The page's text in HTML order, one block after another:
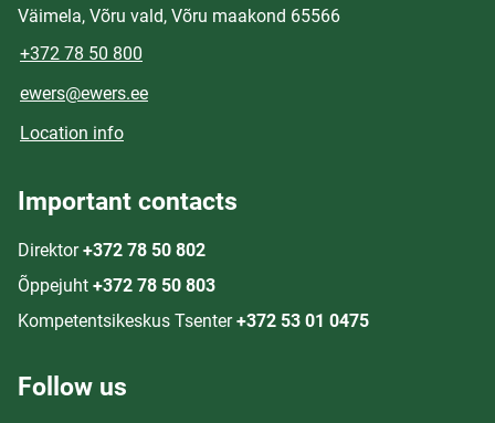
Väimela, Võru vald, Võru maakond 65566
+372 78 50 800
ewers@ewers.ee
Location info
Important contacts
Direktor +372 78 50 802
Õppejuht +372 78 50 803
Kompetentsikeskus Tsenter +372 53 01 0475
Follow us